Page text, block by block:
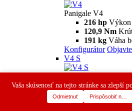
Panigale V4
216 hp Výkon
120,9 Nm
191 kg Váha
Konfigurátor
V4 S
216 hp Výkon
120,9 Nm
187 kg Váha
Vaša skúsenosť na tejto stránke sa zlepší
Odmietnuť Prispôsobiť